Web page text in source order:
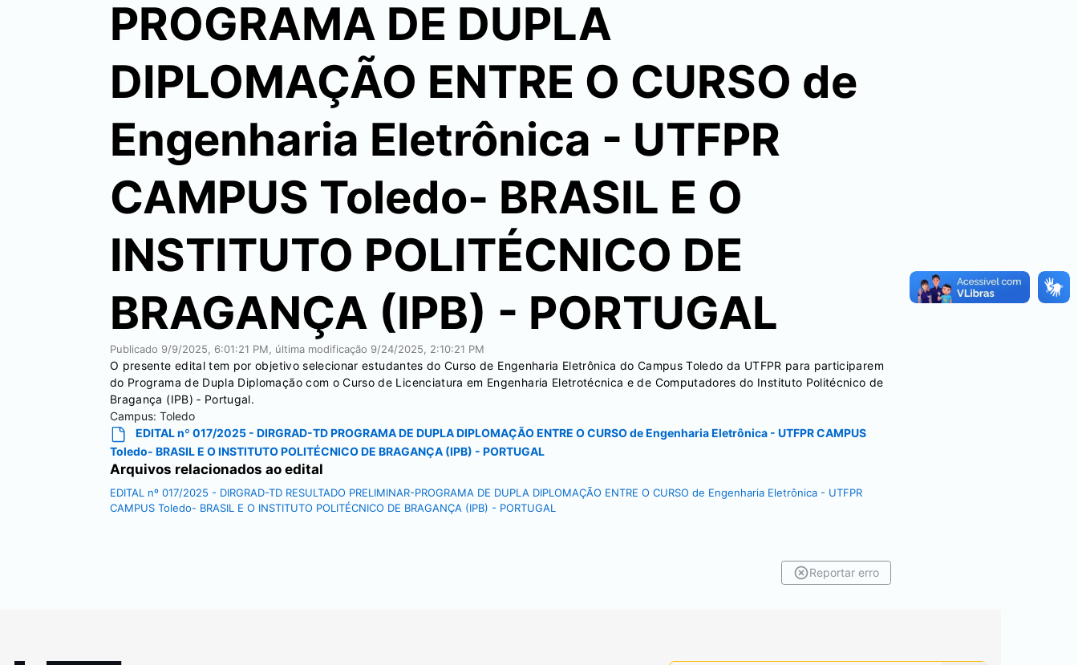
PROGRAMA DE DUPLA
DIPLOMAÇÃO ENTRE O CURSO de
Engenharia Eletrônica - UTFPR
CAMPUS Toledo- BRASIL E O
INSTITUTO POLITÉCNICO DE
BRAGANÇA (IPB) - PORTUGAL
Publicado 9/9/2025, 6:01:21 PM , última modificação 9/24/2025, 2:10:21 PM
O presente edital tem por objetivo selecionar estudantes do Curso de Engenharia Eletrônica do Campus Toledo da UTFPR para participarem
do Programa de Dupla Diplomação com o Curso de Licenciatura em Engenharia Eletrotécnica e de Computadores do Instituto Politécnico de
Bragança (IPB) ‐ Portugal.
Campus: Toledo
EDITAL nº 017/2025 - DIRGRAD-TD PROGRAMA DE DUPLA DIPLOMAÇÃO ENTRE O CURSO de Engenharia Eletrônica - UTFPR CAMPUS
Toledo- BRASIL E O INSTITUTO POLITÉCNICO DE BRAGANÇA (IPB) - PORTUGAL
Arquivos relacionados ao edital
EDITAL nº 017/2025 - DIRGRAD-TD RESULTADO PRELIMINAR-PROGRAMA DE DUPLA DIPLOMAÇÃO ENTRE O CURSO de Engenharia Eletrônica - UTFPR
CAMPUS Toledo- BRASIL E O INSTITUTO POLITÉCNICO DE BRAGANÇA (IPB) - PORTUGAL
Reportar erro